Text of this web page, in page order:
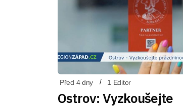
Před 4 dny 1 Editor
Ostrov: Vyzkoušejte